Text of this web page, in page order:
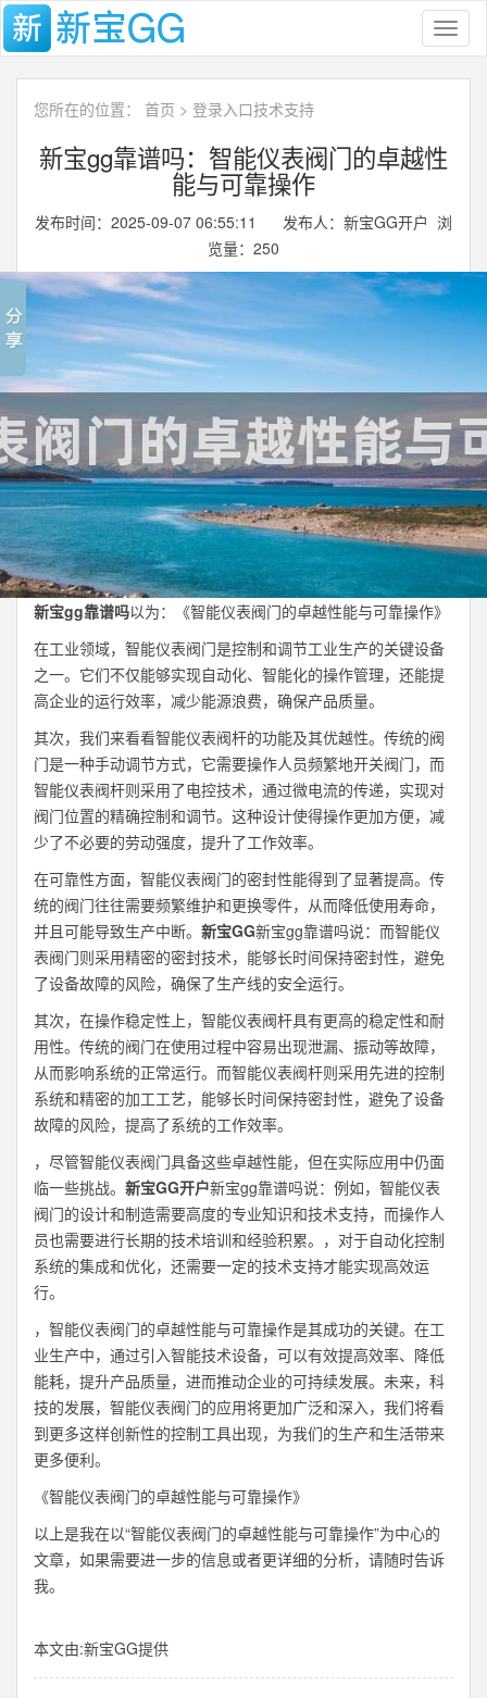
您所在的位置： 首页 > 登录入口技术支持
新宝gg靠谱吗：智能仪表阀门的卓越性
能与可靠操作
发布时间：2025-09-07 06:55:11 发布人：新宝GG开户 浏
览量： 250
新宝gg靠谱吗以为：《智能仪表阀门的卓越性能与可靠操作》
在工业领域，智能仪表阀门是控制和调节工业生产的关键设备
之一。它们不仅能够实现自动化、智能化的操作管理，还能提
高企业的运行效率，减少能源浪费，确保产品质量。
其次，我们来看看智能仪表阀杆的功能及其优越性。传统的阀
门是一种手动调节方式，它需要操作人员频繁地开关阀门，而
智能仪表阀杆则采用了电控技术，通过微电流的传递，实现对
阀门位置的精确控制和调节。这种设计使得操作更加方便，减
少了不必要的劳动强度，提升了工作效率。
在可靠性方面，智能仪表阀门的密封性能得到了显著提高。传
统的阀门往往需要频繁维护和更换零件，从而降低使用寿命，
并且可能导致生产中断。 新宝GG新宝gg靠谱吗说：而智能仪
表阀门则采用精密的密封技术，能够长时间保持密封性，避免
了设备故障的风险，确保了生产线的安全运行。
其次，在操作稳定性上，智能仪表阀杆具有更高的稳定性和耐
用性。传统的阀门在使用过程中容易出现泄漏、振动等故障，
从而影响系统的正常运行。而智能仪表阀杆则采用先进的控制
系统和精密的加工工艺，能够长时间保持密封性，避免了设备
故障的风险，提高了系统的工作效率。
，尽管智能仪表阀门具备这些卓越性能，但在实际应用中仍面
临一些挑战。 新宝GG开户新宝gg靠谱吗说：例如，智能仪表
阀门的设计和制造需要高度的专业知识和技术支持，而操作人
员也需要进行长期的技术培训和经验积累。，对于自动化控制
系统的集成和优化，还需要一定的技术支持才能实现高效运
行。
，智能仪表阀门的卓越性能与可靠操作是其成功的关键。在工
业生产中，通过引入智能技术设备，可以有效提高效率、降低
能耗，提升产品质量，进而推动企业的可持续发展。未来，科
技的发展，智能仪表阀门的应用将更加广泛和深入，我们将看
到更多这样创新性的控制工具出现，为我们的生产和生活带来
更多便利。
《智能仪表阀门的卓越性能与可靠操作》
以上是我在以“智能仪表阀门的卓越性能与可靠操作”为中心的
文章，如果需要进一步的信息或者更详细的分析，请随时告诉
我。
本文由:新宝GG提供